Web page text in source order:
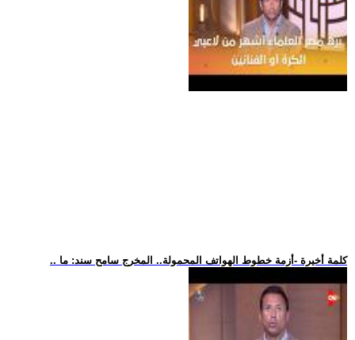
.. كلمة أخيرة -أزمة خطوط الهواتف المحمولة.. المخرج سامح سند: ما